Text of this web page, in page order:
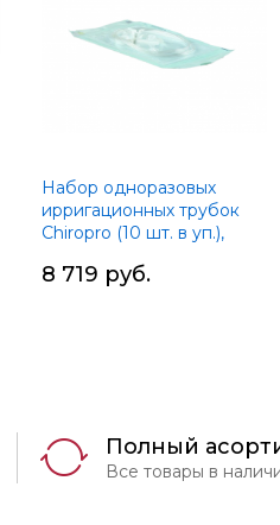
Набор одноразовых
ирригационных трубок
Chiropro (10 шт. в уп.),
8 719 руб.
Полный
Все товары в